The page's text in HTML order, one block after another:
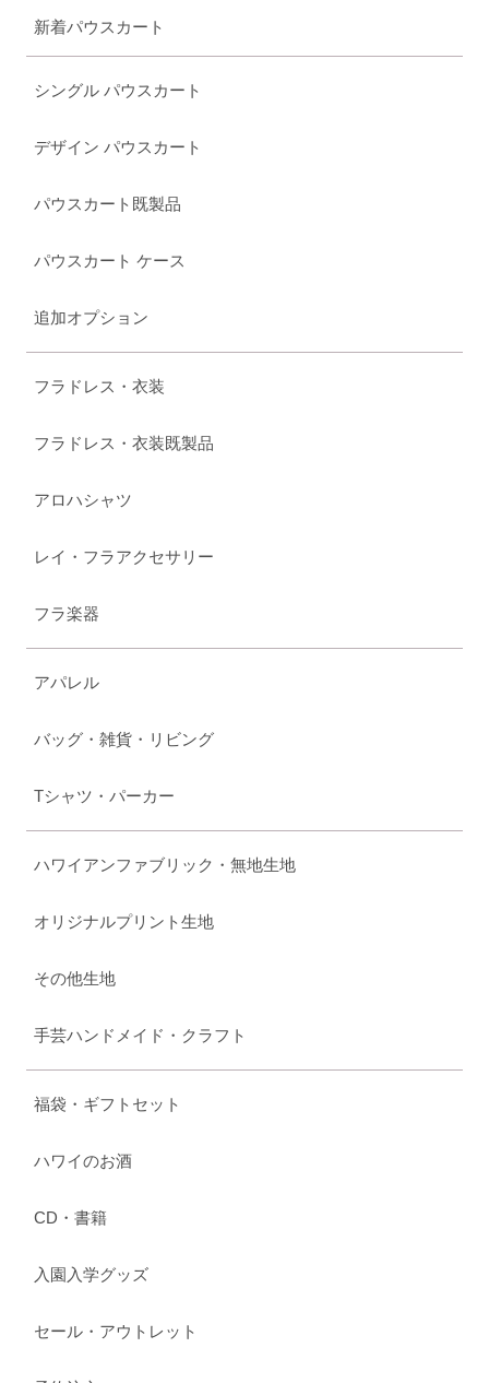
新着パウスカート
シングル パウスカート
デザイン パウスカート
パウスカート既製品
パウスカート ケース
追加オプション
フラドレス・衣装
フラドレス・衣装既製品
アロハシャツ
レイ・フラアクセサリー
フラ楽器
アパレル
バッグ・雑貨・リビング
Tシャツ・パーカー
ハワイアンファブリック・無地生地
オリジナルプリント生地
その他生地
手芸ハンドメイド・クラフト
福袋・ギフトセット
ハワイのお酒
CD・書籍
入園入学グッズ
セール・アウトレット